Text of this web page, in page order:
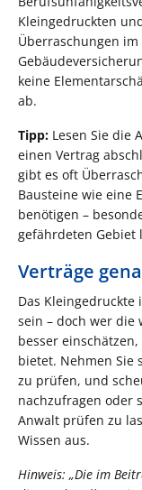
Kleingedruckten
Überraschungen
keine
ab.
Tipp: Lesen Sie die
einen Vertrag
gibt es oft
Bausteine wie eine
benötigen –
gefährdeten Gebiet
Verträge
Das Kleingedruckte
sein – doch wer die
besser
bietet. Nehmen Sie
zu prüfen, und
nachzufragen oder
Anwalt prüfen zu
Wissen aus.
Hinweis: „Die im